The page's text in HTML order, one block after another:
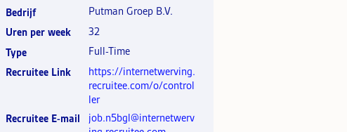
Bedrijf
Putman Groep B.V.
Uren per week
32
Type
Full-Time
Recruitee Link
https://internetwerving.
recruitee.com/o/control
ler
Recruitee E-mail
job.n5bgl@internetwerv